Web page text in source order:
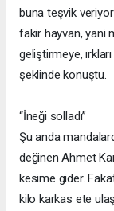
buna teşvik
fakir hayvan, yani
geliştirmeye,
şeklinde konuştu.
“İneği solladı”
Şu anda
değinen Ahmet
kesime gider.
kilo karkas ete